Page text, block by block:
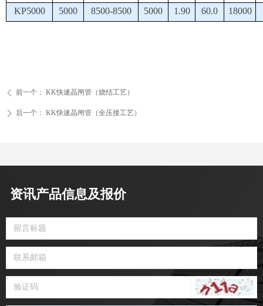
KP5000
5000 8500-8500 5000 1.90 60.0 18000
ꄴ 前一个： KK快速晶闸管（烧结工艺）
ꄲ 后一个： KK快速晶闸管（全压接工艺）
资讯产品信息及报价